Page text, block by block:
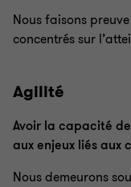
Nous faisons
concentrés sur
Agilité
Avoir la capacité
aux enjeux liés aux
Nous demeurons